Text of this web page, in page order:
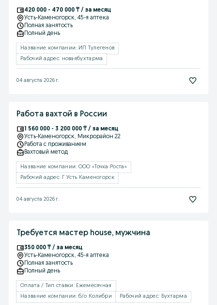
420 000 - 470 000 ₸ / за месяц
Усть-Каменогорск, 45-я аптека
Полная занятость
Полный день
Название компании: ИП Тулегенов
Рабочий адрес: новаябухтарма
04 августа 2026 г.
Работа вахтой в России
1 560 000 - 3 200 000 ₸ / за месяц
Усть-Каменогорск, Микрорайон 22
Работа с проживанием
Вахтовый метод
Название компании: ООО «Точка Роста»
Рабочий адрес: Г Усть Каменогорск
04 августа 2026 г.
Требуется мастер house, мужчина
350 000 ₸ / за месяц
Усть-Каменогорск, 45-я аптека
Полная занятость
Полный день
Оплата / Тип ставки: Ежемесячная
Название компании: б/о Колибри
Рабочий адрес: Бухтарма